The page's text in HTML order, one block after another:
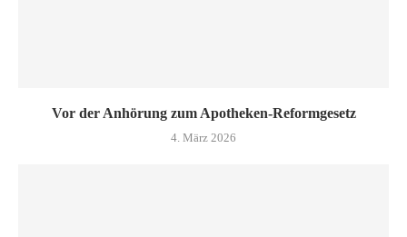
Vor der Anhörung zum Apotheken-Reformgesetz
4. März 2026